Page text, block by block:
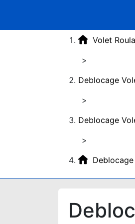
Volet
>
Deblocage
>
Deblocage
>